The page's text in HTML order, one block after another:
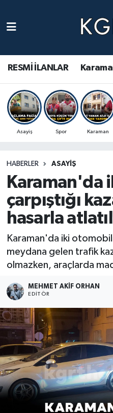
RESMİ İLANLAR
Asayiş Spor Karaman
HABERLER ASAYIŞ
Karaman'da
çarpıştığı
hasarla
Karaman'da iki
meydana gelen trafik
olmazken, araçlarda
MEHMET AKIF ORHAN
EDITÖR
Gündem Haberleri
Güncel Haberler
Spor Haberleri
Ulusal Haberler
Vefat Edenler